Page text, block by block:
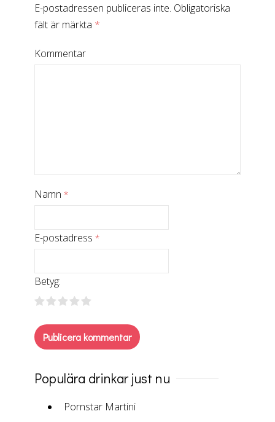
E-postadressen publiceras inte. Obligatoriska
fält är märkta *
Kommentar
Namn *
E-postadress *
Betyg:
Populära drinkar just nu
Pornstar Martini